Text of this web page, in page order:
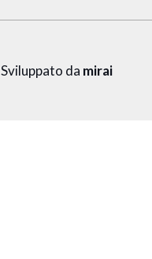
Sviluppato da mirai